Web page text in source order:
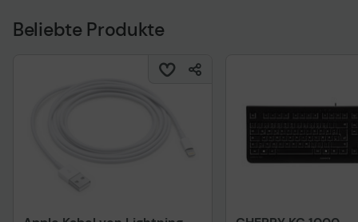
Beliebte Produkte